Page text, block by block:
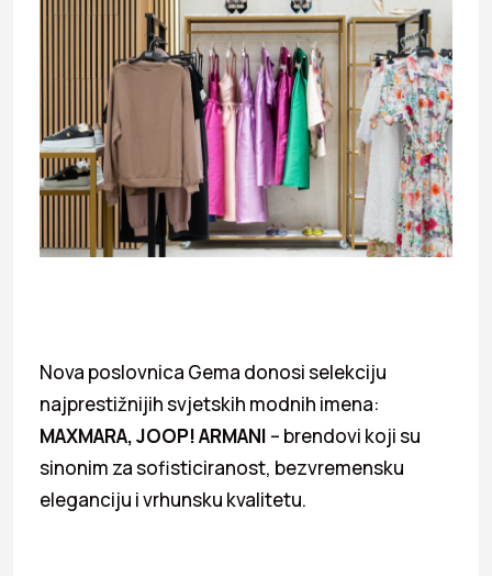
Nova poslovnica Gema donosi selekciju
najprestižnijih svjetskih modnih imena:
MAXMARA, JOOP! ARMANI – brendovi koji su
sinonim za sofisticiranost, bezvremensku
eleganciju i vrhunsku kvalitetu.